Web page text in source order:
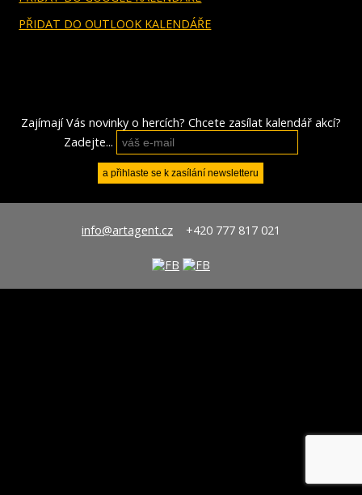
PŘIDAT DO OUTLOOK KALENDÁŘE
Zajímají Vás novinky o hercích? Chcete zasílat kalendář akcí?
Zadejte...
info@artagent.cz+420 777 817 021